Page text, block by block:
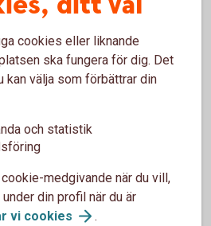
För mer information se
i försäkringsbranschen
cookies eller liknande
ska fungera för dig. Det
kan välja som förbättrar din
och statistik
medgivande när du vill,
din profil när du är
vi cookies .